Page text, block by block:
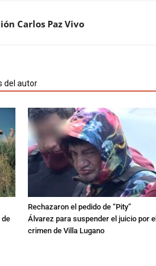
Carlos Paz Vivo
del autor
de
Rechazaron el pedido de “Pity”
Álvarez para suspender el juicio por el
crimen de Villa Lugano